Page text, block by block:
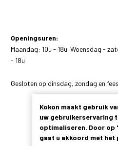
Openingsuren:
Maandag: 10u - 18u. Woensdag -
- 18u
Gesloten op dinsdag, zondag en
Kokon maakt gebruik
uw gebruikerservaring
optimaliseren. Door op
gaat u akkoord met het